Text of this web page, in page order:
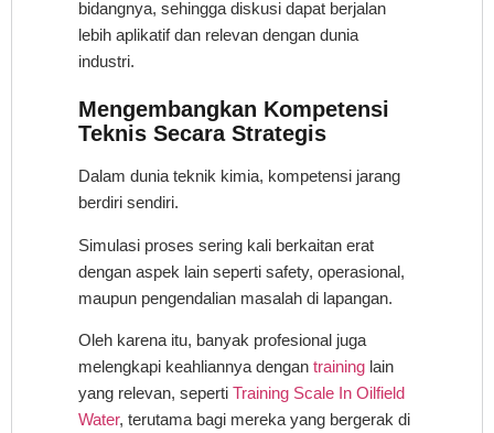
bidangnya, sehingga diskusi dapat berjalan
lebih aplikatif dan relevan dengan dunia
industri.
Mengembangkan Kompetensi
Teknis Secara Strategis
Dalam dunia teknik kimia, kompetensi jarang
berdiri sendiri.
Simulasi proses sering kali berkaitan erat
dengan aspek lain seperti safety, operasional,
maupun pengendalian masalah di lapangan.
Oleh karena itu, banyak profesional juga
melengkapi keahliannya dengan training lain
yang relevan, seperti Training Scale In Oilfield
Water, terutama bagi mereka yang bergerak di